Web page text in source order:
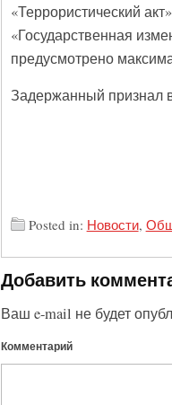
«Террористический
«Государственная
предусмотрено
Задержанный признал
Posted in: Новости,
Добавить
Ваш e-mail не будет
Комментарий